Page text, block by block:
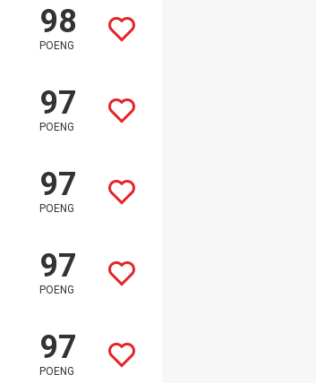
98
POENG
97
POENG
97
POENG
97
POENG
97
POENG